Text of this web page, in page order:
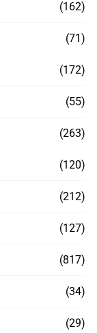
(162)
(71)
(172)
(55)
(263)
(120)
(212)
(127)
(817)
(34)
(29)